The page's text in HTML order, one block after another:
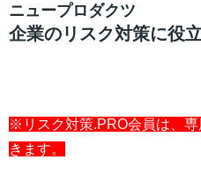
ニュープロダクツ
企業のリスク対策に役
※リスク対策.PRO会員は、
きます。